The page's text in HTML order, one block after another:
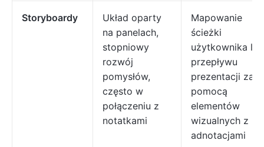
Storyboardy
Układ oparty
na panelach,
stopniowy
rozwój
pomysłów,
często w
połączeniu z
notatkami
Mapowanie
ścieżki
użytkownika lub
przepływu
prezentacji za
pomocą
elementów
wizualnych z
adnotacjami